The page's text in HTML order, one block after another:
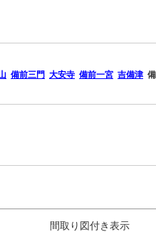
備前三門 大安寺 備前一宮 吉備津
間取り図付き表示